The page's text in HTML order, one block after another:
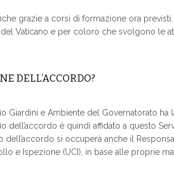
grazie a corsi di formazione ora previsti,
Vaticano e per coloro che svolgono le
DELL’ACCORDO?
Giardini e Ambiente del Governatorato ha
è quindi affidato a questo
dell’accordo si occuperà anche il
e Ispezione (UCI), in base alle proprie